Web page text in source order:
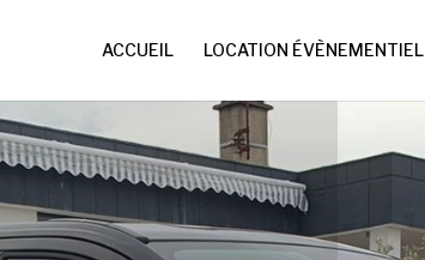
ACCUEIL LOCATION ÉVÈNEMENTIEL